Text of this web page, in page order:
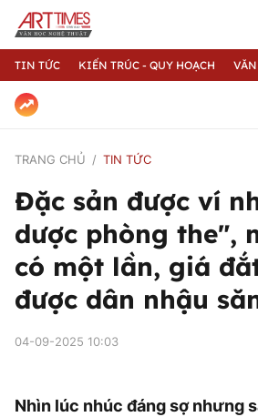
TIN TỨC KIẾN TRÚC - QUY HOẠCH
TRANG CHỦ TIN TỨC
Đặc sản được ví
dược phòng the",
có một lần, giá
được dân nhậu
04-09-2025 10:03
Nhìn lúc nhúc đáng sợ nhưng